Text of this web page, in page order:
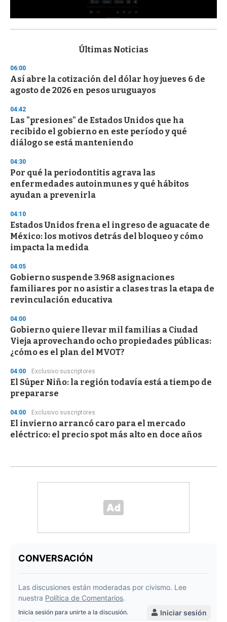
s
d
s
o
f
3
s
c
o
d
s
Últimas Noticias
06:00
Así abre la cotización del dólar hoy jueves 6 de
agosto de 2026 en pesos uruguayos
04:42
Las "presiones" de Estados Unidos que ha
recibido el gobierno en este período y qué
diálogo se está manteniendo
04:30
Por qué la periodontitis agrava las
enfermedades autoinmunes y qué hábitos
ayudan a prevenirla
04:10
Estados Unidos frena el ingreso de aguacate de
México: los motivos detrás del bloqueo y cómo
impacta la medida
04:05
Gobierno suspende 3.968 asignaciones
familiares por no asistir a clases tras la etapa de
revinculación educativa
04:00
Gobierno quiere llevar mil familias a Ciudad
Vieja aprovechando ocho propiedades públicas:
¿cómo es el plan del MVOT?
04:00 Exclusivo suscriptores
El Súper Niño: la región todavía está a tiempo de
prepararse
04:00 Exclusivo suscriptores
El invierno arrancó caro para el mercado
eléctrico: el precio spot más alto en doce años